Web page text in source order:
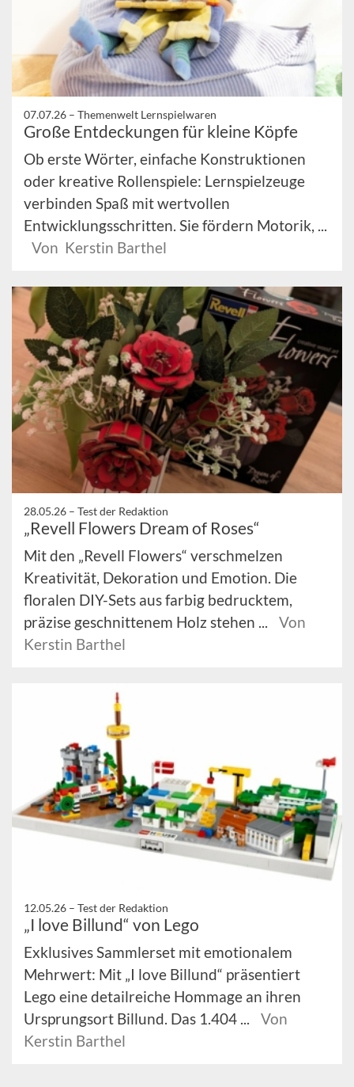
07.07.26 – Themenwelt Lernspielwaren
Große Entdeckungen für kleine Köpfe
Ob erste Wörter, einfache Konstruktionen
oder kreative Rollenspiele: Lernspielzeuge
verbinden Spaß mit wertvollen
Entwicklungsschritten. Sie fördern Motorik, ...
Von Kerstin Barthel
28.05.26 – Test der Redaktion
„Revell Flowers Dream of Roses“
Mit den „Revell Flowers“ verschmelzen
Kreativität, Dekoration und Emotion. Die
floralen DIY-Sets aus farbig bedrucktem,
präzise geschnittenem Holz stehen ...
Von
Kerstin Barthel
12.05.26 – Test der Redaktion
„I love Billund“ von Lego
Exklusives Sammlerset mit emotionalem
Mehrwert: Mit „I love Billund“ präsentiert
Lego eine detailreiche Hommage an ihren
Ursprungsort Billund. Das 1.404 ...
Von
Kerstin Barthel